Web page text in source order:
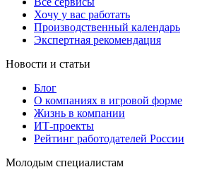
Хочу у вас работать
Производственный календарь
Экспертная рекомендация
Новости и статьи
Блог
О компаниях в игровой форме
Жизнь в компании
ИТ-проекты
Рейтинг работодателей России
Молодым специалистам